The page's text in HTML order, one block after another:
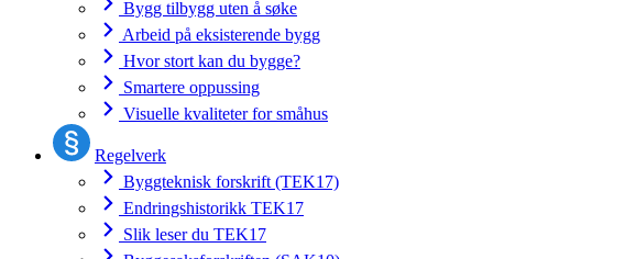
Bygg tilbygg uten å søke
Arbeid på eksisterende bygg
Hvor stort kan du bygge?
Smartere oppussing
Visuelle kvaliteter for småhus
Regelverk
Byggteknisk forskrift (TEK17)
Endringshistorikk TEK17
Slik leser du TEK17